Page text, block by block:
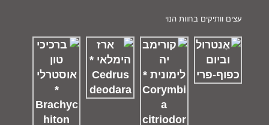
עצים וותיקים בחוות הנוי